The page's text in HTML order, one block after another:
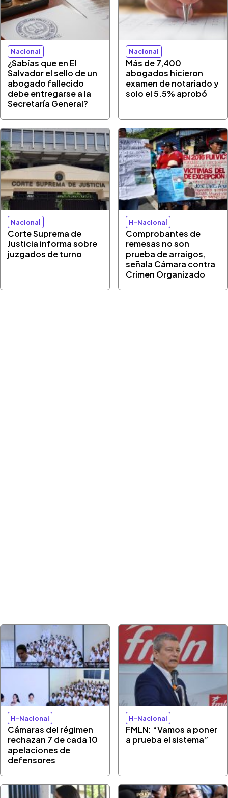
Nacional
¿Sabías que en El
Salvador el sello de un
abogado fallecido
debe entregarse a la
Secretaría General?
Nacional
Más de 7,400
abogados hicieron
examen de notariado y
solo el 5.5% aprobó
Nacional
Corte Suprema de
Justicia informa sobre
juzgados de turno
H-Nacional
Comprobantes de
remesas no son
prueba de arraigos,
señala Cámara contra
Crimen Organizado
H-Nacional
Cámaras del régimen
rechazan 7 de cada 10
apelaciones de
defensores
H-Nacional
FMLN: “Vamos a poner
a prueba el sistema”